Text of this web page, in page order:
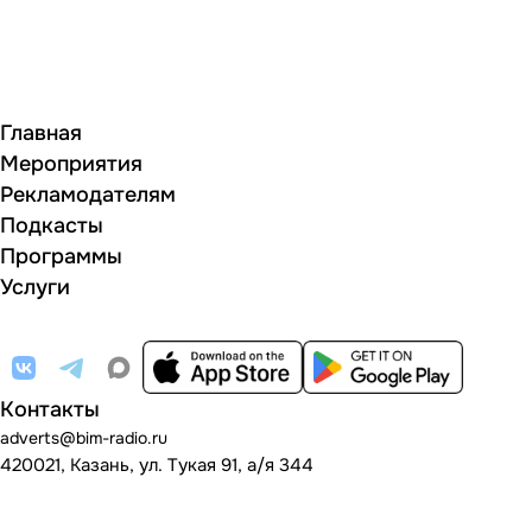
Главная
Мероприятия
Рекламодателям
Подкасты
Программы
Услуги
Контакты
adverts@bim-radio.ru
420021, Казань, ул. Тукая 91, а/я 344